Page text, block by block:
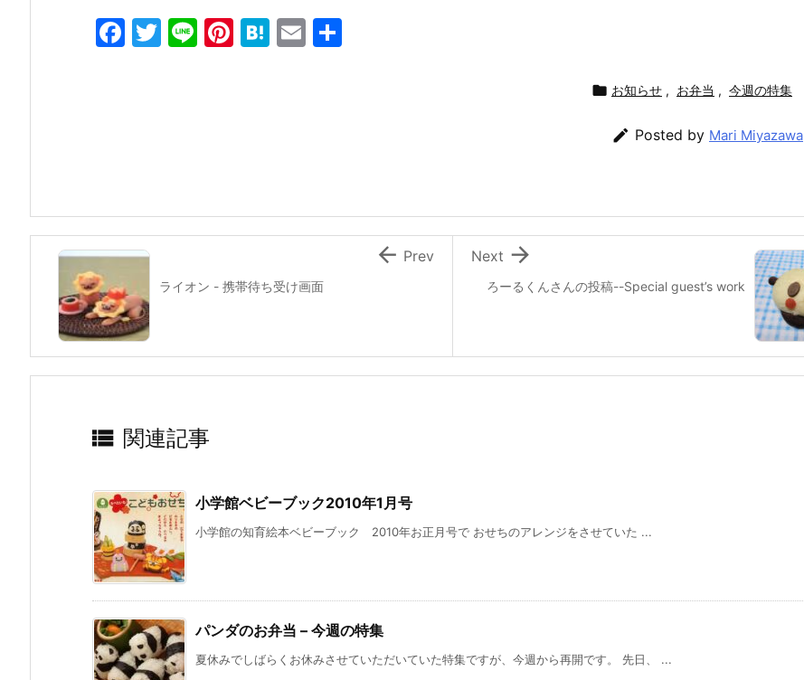
F
k
T
Li Pi H
E
 お知らせ , お弁当 , 今週の特集
 Posted by Mari Miyazawa
ろーるくんさんの投稿--Special guest’s work

Next
ライオン - 携帯待ち受け画面
 Prev
 関連記事
小学館ベビーブック2010年1月号
小学館の知育絵本ベビーブック 2010年お正月号で おせちのアレンジをさせていた ...
パンダのお弁当 – 今週の特集
夏休みでしばらくお休みさせていただいていた特集ですが、今週から再開です。 先日、 ...